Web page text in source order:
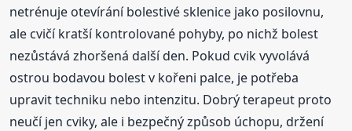
netrénuje otevírání bolestivé sklenice jako posilovnu,
ale cvičí kratší kontrolované pohyby, po nichž bolest
nezůstává zhoršená další den. Pokud cvik vyvolává
ostrou bodavou bolest v kořeni palce, je potřeba
upravit techniku nebo intenzitu. Dobrý terapeut proto
neučí jen cviky, ale i bezpečný způsob úchopu, držení